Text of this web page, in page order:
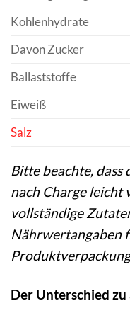
Kohlenhydrate
Davon Zucker
Ballaststoffe
Eiweiß
Salz
Bitte beachte,
nach Charge leicht
vollständige
Nährwertangaben
Der Unterschied